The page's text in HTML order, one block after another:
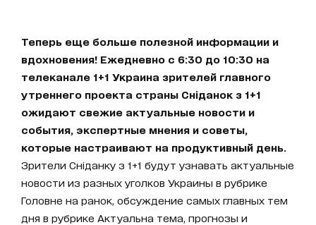
Теперь еще больше полезной информации и
вдохновения! Ежедневно с 6:30 до 10:30 на
телеканале 1+1 Украина зрителей главного
утреннего проекта страны Сніданок з 1+1
ожидают свежие актуальные новости и
события, экспертные мнения и советы,
которые настраивают на продуктивный день.
Зрители Сніданку з 1+1 будут узнавать актуальные
новости из разных уголков Украины в рубрике
Головне на ранок, обсуждение самых главных тем
дня в рубрике Актуальна тема, прогнозы и